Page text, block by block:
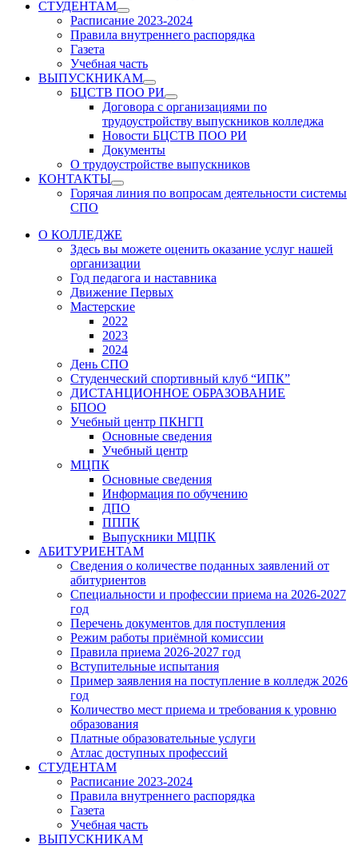
СТУДЕНТАМ
Show
sub
menu
Расписание 2023-2024
Правила внутреннего распорядка
Газета
Учебная часть
ВЫПУСКНИКАМ
Show
sub
menu
БЦСТВ ПОО РИ
Show
sub
menu
Договора с организациями по
трудоустройству выпускников колледжа
Новости БЦСТВ ПОО РИ
Документы
О трудоустройстве выпускников
КОНТАКТЫ
Show
sub
Горячая линия по вопросам деятельности системы
СПО
О КОЛЛЕДЖЕ
Здесь вы можете оценить оказание услуг нашей
организации
Год педагога и наставника
Движение Первых
Мастерские
2022
2023
2024
День СПО
Студенческий спортивный клуб “ИПК”
ДИСТАНЦИОННОЕ ОБРАЗОВАНИЕ
БПОО
Учебный центр ПКНГП
Основные сведения
Учебный центр
МЦПК
Основные сведения
Информация по обучению
ДПО
ПППК
Выпускники МЦПК
АБИТУРИЕНТАМ
Сведения о количестве поданных заявлений от
абитуриентов
Специальности и профессии приема на 2026-2027
год
Перечень документов для поступления
Режим работы приёмной комиссии
Правила приема 2026-2027 год
Вступительные испытания
Пример заявления на поступление в колледж 2026
год
Количество мест приема и требования к уровню
образования
Платные образовательные услуги
Атлас доступных профессий
СТУДЕНТАМ
Расписание 2023-2024
Правила внутреннего распорядка
Газета
Учебная часть
ВЫПУСКНИКАМ